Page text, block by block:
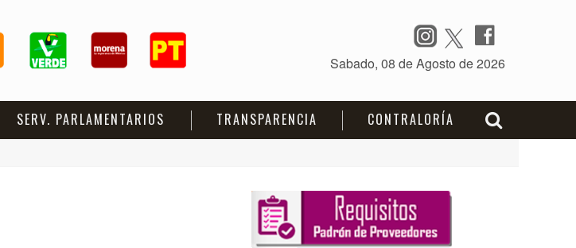
SERV. PARLAMENTARIOS TRANSPARENCIA CONTRALORÍA